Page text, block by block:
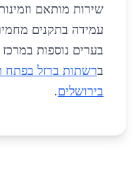
שירות מותאם
עמידה בתקנים
בערים נוספות
ברשתות ברזל בפתח
בירושלים.